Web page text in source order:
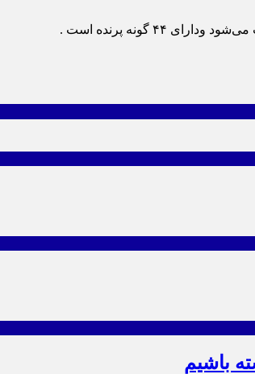
باشیم